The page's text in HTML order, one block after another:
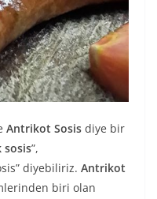
Antrikot Sosis diye bir
sosis”,
diyebiliriz. Antrikot
biri olan